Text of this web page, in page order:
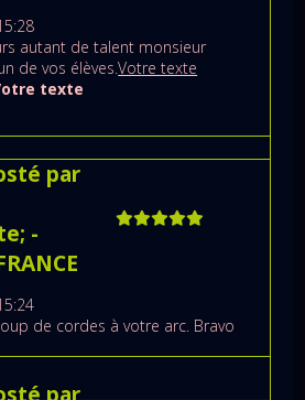
autant de talent monsieur
de vos élèves.Votre texte
texte
par
-
de cordes à votre arc. Bravo
par